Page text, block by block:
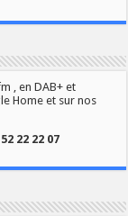
, en DAB+ et
Home et sur nos
22 22 07